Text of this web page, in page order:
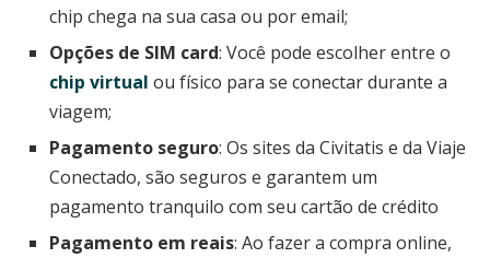
chip chega na sua casa ou por email;
Opções de SIM card: Você pode escolher entre o
chip virtual ou físico para se conectar durante a
viagem;
Pagamento seguro: Os sites da Civitatis e da Viaje
Conectado, são seguros e garantem um
pagamento tranquilo com seu cartão de crédito
Pagamento em reais: Ao fazer a compra online,